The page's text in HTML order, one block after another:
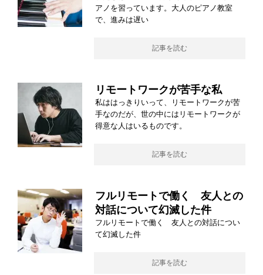
アノを習っています。大人のピアノ教室
で、進みは遅い
記事を読む
リモートワークが苦手な私
私ははっきりいって、リモートワークが苦
手なのだが、世の中にはリモートワークが
得意な人はいるものです。
記事を読む
フルリモートで働く 友人との
対話について幻滅した件
フルリモートで働く 友人との対話につい
て幻滅した件
記事を読む